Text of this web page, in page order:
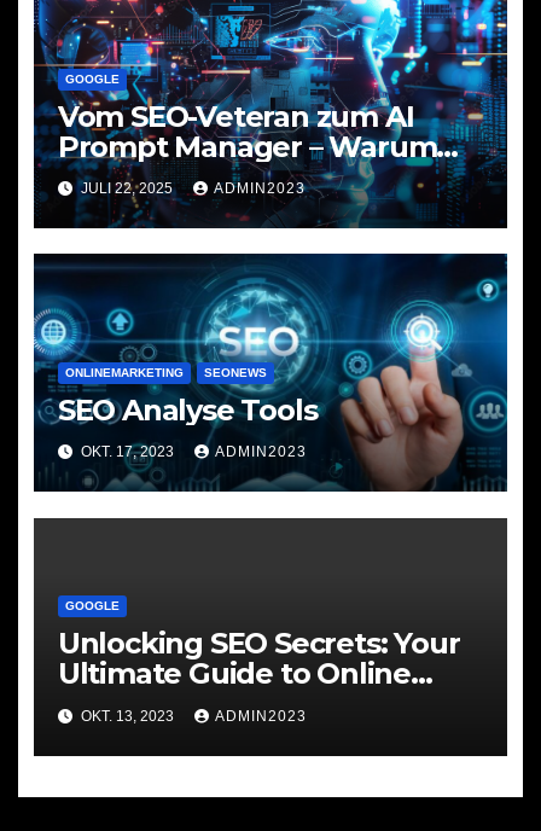
GOOGLE
Vom SEO-Veteran zum AI
Prompt Manager – Warum
dieser Wechsel für
Unternehmen ein
Gamechanger ist
JULI 22, 2025 ADMIN2023
ONLINEMARKETING SEONEWS
SEO Analyse Tools
OKT. 17, 2023 ADMIN2023
GOOGLE
Unlocking SEO Secrets: Your
Ultimate Guide to Online
Success!
OKT. 13, 2023 ADMIN2023